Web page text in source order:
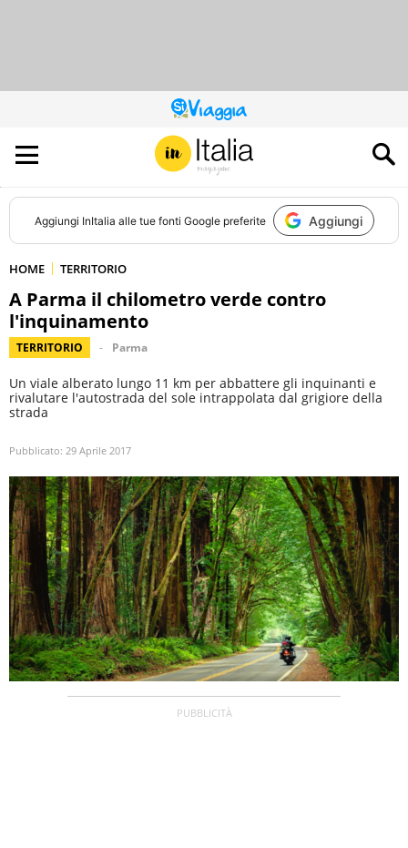
QUESTO
SITO
CONTRIBUISCE
ALL’AUDIENCE
DI
Aggiungi InItalia alle tue fonti Google preferite Aggiungi
HOME TERRITORIO
A Parma il chilometro verde contro
l'inquinamento
TERRITORIO Parma
Un viale alberato lungo 11 km per abbattere gli inquinanti e
rivalutare l'autostrada del sole intrappolata dal grigiore della
strada
Pubblicato: 29 Aprile 2017